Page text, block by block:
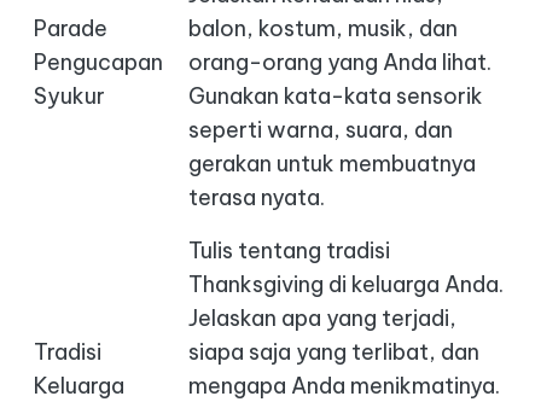
Parade
Pengucapan
Syukur
balon, kostum, musik, dan
orang-orang yang Anda lihat.
Gunakan kata-kata sensorik
seperti warna, suara, dan
gerakan untuk membuatnya
terasa nyata.
Tradisi
Keluarga
Tulis tentang tradisi
Thanksgiving di keluarga Anda.
Jelaskan apa yang terjadi,
siapa saja yang terlibat, dan
mengapa Anda menikmatinya.